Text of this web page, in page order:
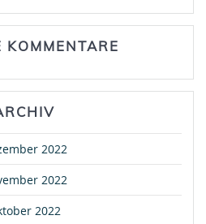
KOMMENTARE
2022
2022
2022